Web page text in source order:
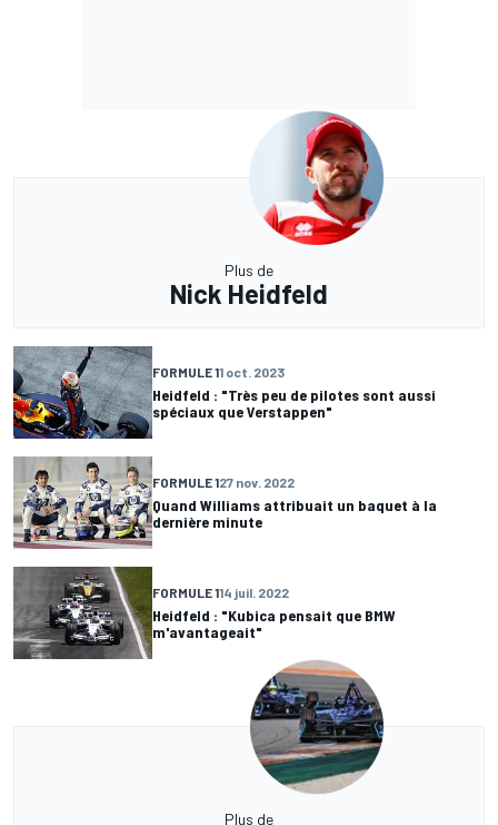
Plus de
Nick Heidfeld
FORMULE 11 oct. 2023
Heidfeld : "Très peu de pilotes sont aussi
spéciaux que Verstappen"
FORMULE 127 nov. 2022
Quand Williams attribuait un baquet à la
dernière minute
FORMULE 114 juil. 2022
Heidfeld : "Kubica pensait que BMW
m'avantageait"
Plus de